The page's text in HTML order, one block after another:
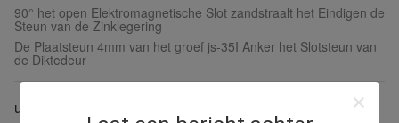
90° het open Elektromagnetische Slot zandstraalt het Eindigen de
Steun van de Zinklegering
De Plaatsteun 4mm van het groef js-35I Anker het Slotsteun van
de Diktedeur
uitgangsdrukknop